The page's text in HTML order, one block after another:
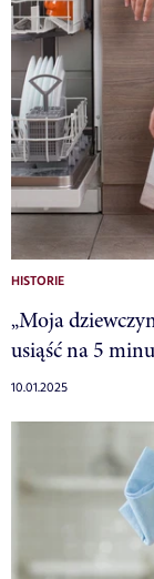
HISTORIE
„Moja
usiąść na 5
10.01.2025